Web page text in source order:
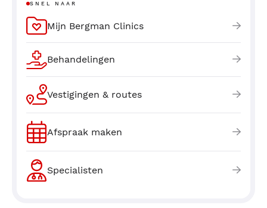
SNEL NAAR
Mijn Bergman Clinics
Behandelingen
Vestigingen & routes
Afspraak maken
Specialisten